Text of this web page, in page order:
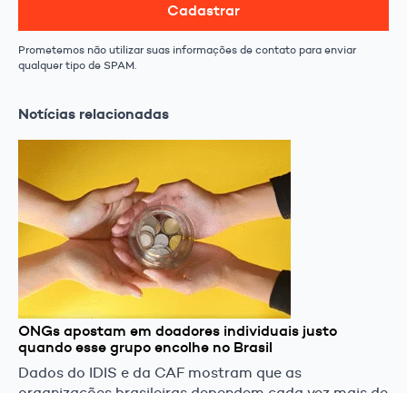
Cadastrar
Prometemos não utilizar suas informações de contato para enviar
qualquer tipo de SPAM.
Notícias relacionadas
ONGs apostam em doadores individuais justo
quando esse grupo encolhe no Brasil
Dados do IDIS e da CAF mostram que as